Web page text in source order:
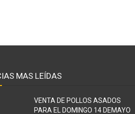
MAS LEÍDAS
VENTA DE POLLOS ASADOS
PARA EL DOMINGO 14 DEMAYO